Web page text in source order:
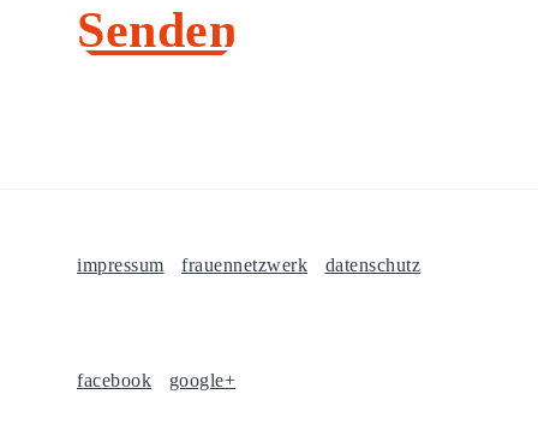
impressum frauennetzwerk datenschutz
facebook google+